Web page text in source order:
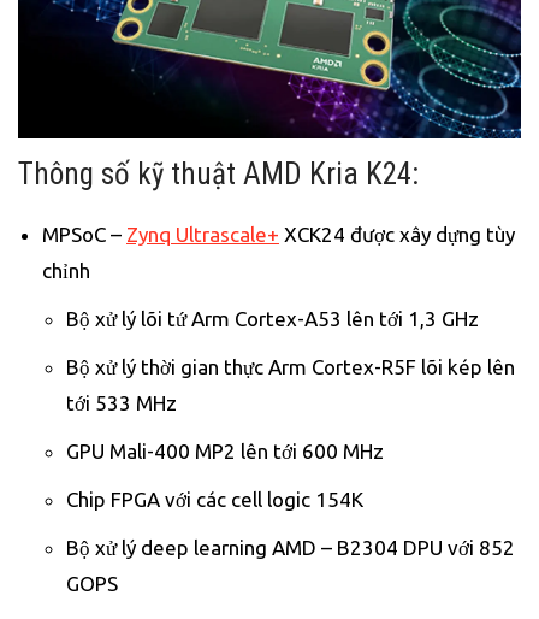
Thông số kỹ thuật AMD Kria K24:
MPSoC – Zynq Ultrascale+ XCK24 được xây dựng tùy
chỉnh
Bộ xử lý lõi tứ Arm Cortex-A53 lên tới 1,3 GHz
Bộ xử lý thời gian thực Arm Cortex-R5F lõi kép lên
tới 533 MHz
GPU Mali-400 MP2 lên tới 600 MHz
Chip FPGA với các cell logic 154K
Bộ xử lý deep learning AMD – B2304 DPU với 852
GOPS